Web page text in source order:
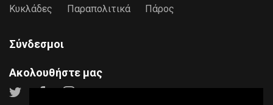
Κυκλάδες
Παραπολιτικά Πάρος
Σύνδεσμοι
Ακολουθήστε μας